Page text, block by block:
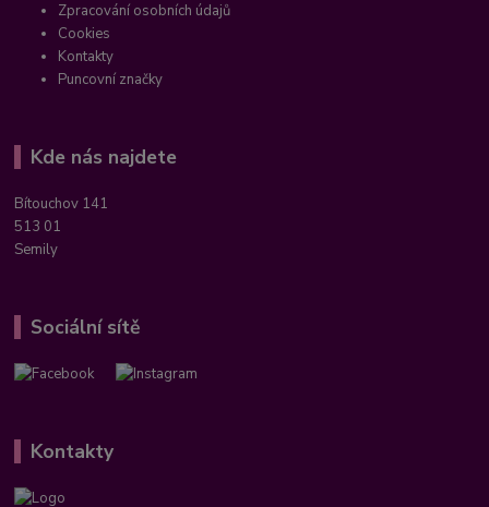
Zpracování osobních údajů
Cookies
Kontakty
Puncovní značky
Kde nás najdete
Bítouchov 141
513 01
Semily
Sociální sítě
Kontakty